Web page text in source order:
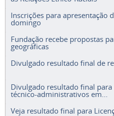
Inscrições para apresentação
domingo
Fundação recebe propostas
geográficas
Divulgado resultado final de
Divulgado resultado final
técnico-administrativos em...
Veja resultado final para